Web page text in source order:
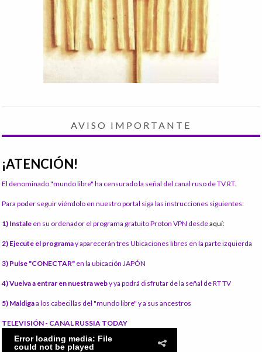
AVISO IMPORTANTE
¡ATENCIÓN!
El denominado "mundo libre" ha censurado la señal del canal ruso de TV RT.
Para poder seguir viéndolo en nuestro portal siga las instrucciones siguientes:
1) Instale en su ordenador el programa gratuito Proton VPN desdeaquí:
2) Ejecute el programay aparecerán tres Ubicaciones libres en la parte izquierda
3) Pulse "CONECTAR" en la ubicación JAPÓN
4) Vuelva a entrar en nuestra weby ya podrá disfrutar de la señal de RT TV
5) Maldigaa los cabecillas del "mundo libre" y a sus ancestros
TELEVISIÓN - CANAL RUSSIA TODAY